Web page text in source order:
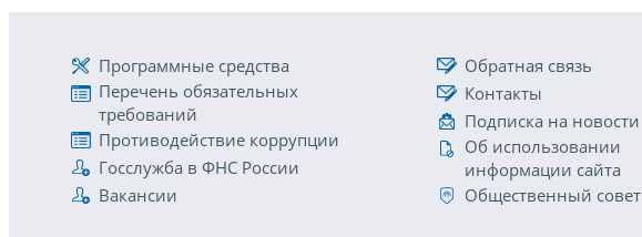
Программные средства
Перечень обязательных
требований
Противодействие коррупции
Госслужба в ФНС России
Вакансии
Обратная связь
Контакты
Подписка на новости
Об использовании
информации сайта
Общественный совет